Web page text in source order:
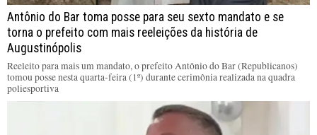
Antônio do Bar toma posse para seu sexto mandato e se
torna o prefeito com mais reeleições da história de
Augustinópolis
Reeleito para mais um mandato, o prefeito Antônio do Bar (Republicanos)
tomou posse nesta quarta-feira (1º) durante cerimônia realizada na quadra
poliesportiva